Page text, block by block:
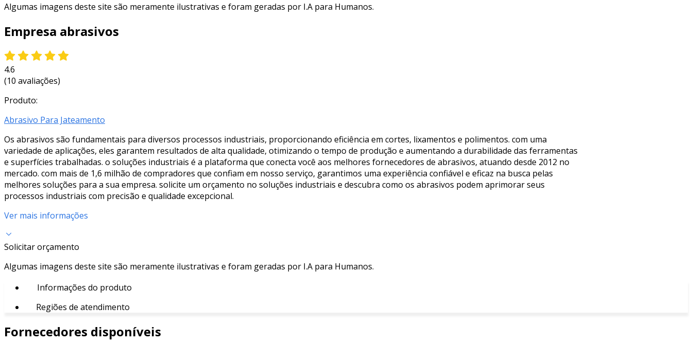
Algumas imagens deste site são meramente ilustrativas e foram geradas por I.A para Humanos.
Empresa abrasivos
4.6
(10 avaliações)
Produto:
Abrasivo Para Jateamento
Os abrasivos são fundamentais para diversos processos industriais, proporcionando eficiência em cortes, lixamentos e polimentos. com uma
variedade de aplicações, eles garantem resultados de alta qualidade, otimizando o tempo de produção e aumentando a durabilidade das ferramentas
e superfícies trabalhadas. o soluções industriais é a plataforma que conecta você aos melhores fornecedores de abrasivos, atuando desde 2012 no
mercado. com mais de 1,6 milhão de compradores que confiam em nosso serviço, garantimos uma experiência confiável e eficaz na busca pelas
melhores soluções para a sua empresa. solicite um orçamento no soluções industriais e descubra como os abrasivos podem aprimorar seus
processos industriais com precisão e qualidade excepcional.
Ver mais informações
Solicitar orçamento
Algumas imagens deste site são meramente ilustrativas e foram geradas por I.A para Humanos.
Informações do produto
Regiões de atendimento
Fornecedores disponíveis